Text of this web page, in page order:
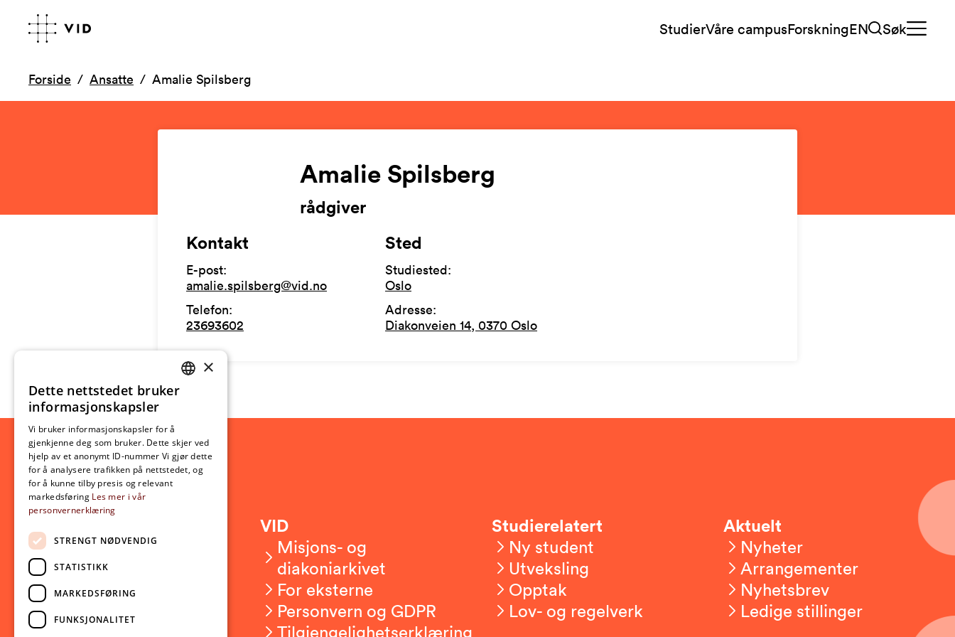
StudierVåre campusForskningEN Søk
Forside Ansatte Amalie Spilsberg
Amalie Spilsberg
rådgiver
Kontakt
E-post:
amalie.spilsberg@vid.no
Telefon:
23693602
Sted
Studiested:
Oslo
Adresse:
Diakonveien 14, 0370 Oslo
Kontakt oss
Om VID
Ansatte
Presserom
Sikkerhet og beredskap
VID
Misjons- og
diakoniarkivet
For eksterne
Personvern og GDPR
Tilgjengelighetserklæring
Studierelatert
Ny student
Utveksling
Opptak
Lov- og regelverk
Aktuelt
Nyheter
Arrangementer
Nyhetsbrev
Ledige stillinger
NORWEGIAN
×
Dette nettstedet bruker
informasjonskapsler
Vi bruker informasjonskapsler for å
gjenkjenne deg som bruker. Dette skjer ved
hjelp av et anonymt ID-nummer Vi gjør dette
for å analysere trafikken på nettstedet, og
for å kunne tilby presis og relevant
markedsføring Les mer i vår
personvernerklæring
STRENGT NØDVENDIG
STATISTIKK
MARKEDSFØRING
FUNKSJONALITET